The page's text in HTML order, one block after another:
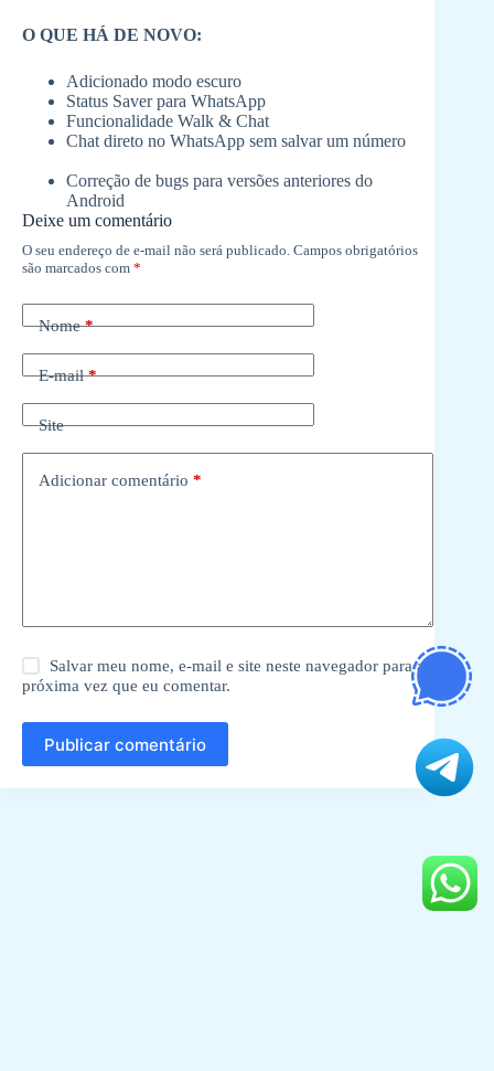
O QUE HÁ DE NOVO:
Adicionado modo escuro
Status Saver para WhatsApp
Funcionalidade Walk & Chat
Chat direto no WhatsApp sem salvar um número
Correção de bugs para versões anteriores do
Android
Deixe um comentário
O seu endereço de e-mail não será publicado. Campos obrigatórios
são marcados com *
Nome*
E-mail*
Site
Adicionar comentário *
Salvar meu nome, e-mail e site neste navegador para a
próxima vez que eu comentar.
Publicar comentário